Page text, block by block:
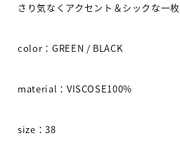
さり気なくアクセント＆シックな一枚
color ： GREEN / BLACK
material ： VISCOSE100%
size ：38